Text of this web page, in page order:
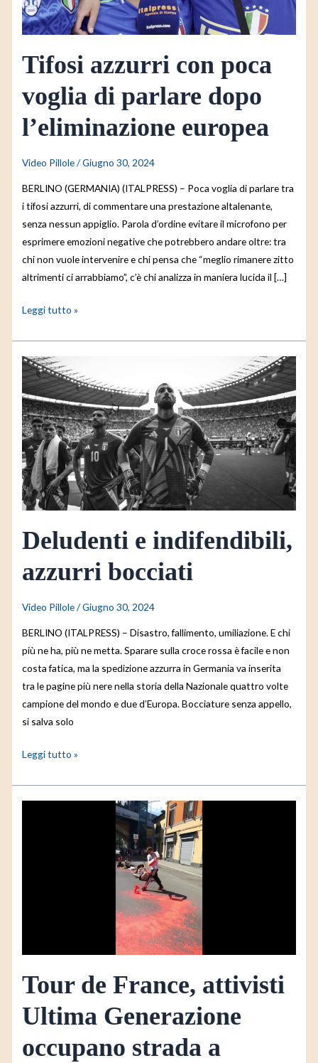
Tifosi azzurri con poca
voglia di parlare dopo
l’eliminazione europea
Video Pillole/Giugno 30, 2024
BERLINO (GERMANIA) (ITALPRESS) – Poca voglia di parlare tra
i tifosi azzurri, di commentare una prestazione altalenante,
senza nessun appiglio. Parola d’ordine evitare il microfono per
esprimere emozioni negative che potrebbero andare oltre: tra
chi non vuole intervenire e chi pensa che “meglio rimanere zitto
altrimenti ci arrabbiamo”, c’è chi analizza in maniera lucida il […]
dopo
l’eliminazione
Leggi tutto »
Deludenti e indifendibili,
azzurri bocciati
Video Pillole/Giugno 30, 2024
BERLINO (ITALPRESS) – Disastro, fallimento, umiliazione. E chi
più ne ha, più ne metta. Sparare sulla croce rossa è facile e non
costa fatica, ma la spedizione azzurra in Germania va inserita
tra le pagine più nere nella storia della Nazionale quattro volte
campione del mondo e due d’Europa. Bocciature senza appello,
si salva solo
Deludenti
e
indifendibili,
azzurri
bocciati
Leggi tutto »
Tour de France, attivisti
Ultima Generazione
occupano strada a